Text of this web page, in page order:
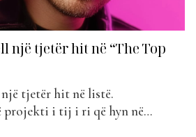
një tjetër hit në “The Top
tjetër hit në listë.
projekti i tij i ri që hyn në